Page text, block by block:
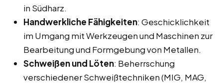
in Südharz.
Handwerkliche Fähigkeiten: Geschicklichkeit
im Umgang mit Werkzeugen und Maschinen zur
Bearbeitung und Formgebung von Metallen.
Schweißen und Löten: Beherrschung
verschiedener Schweißtechniken (MIG, MAG,